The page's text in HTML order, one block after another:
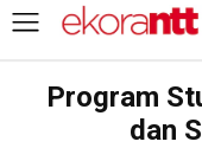
Program
dan